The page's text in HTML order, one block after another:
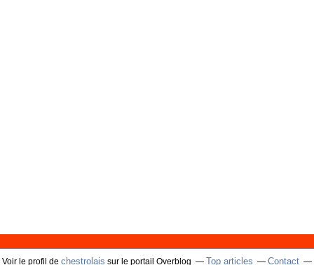
Voir le profil de chestrolais sur le portail Overblog Top articles Contact